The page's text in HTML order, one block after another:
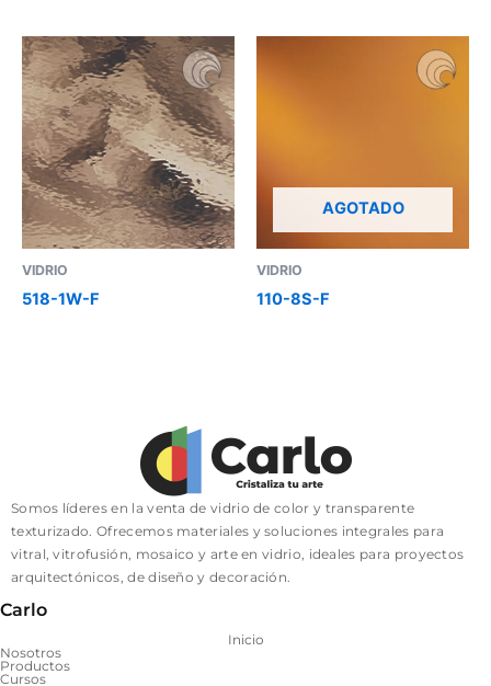
VIDRIO
518-1W-F
AGOTADO
VIDRIO
110-8S-F
Somos líderes en la venta de vidrio de color y transparente
texturizado. Ofrecemos materiales y soluciones integrales para
vitral, vitrofusión, mosaico y arte en vidrio, ideales para proyectos
arquitectónicos, de diseño y decoración.
Carlo
Inicio
Nosotros
Productos
Cursos